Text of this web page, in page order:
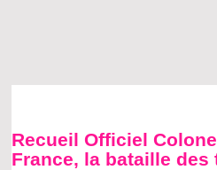
Recueil Officiel
France, la bataille